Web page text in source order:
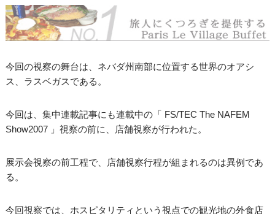
今回の視察の舞台は、ネバダ州南部に位置する世界のオアシ
ス、ラスベガスである。
今回は、集中連載記事にも連載中の「 FS/TEC The NAFEM
Show2007 」視察の前に、店舗視察が行われた。
展示会視察の前工程で、店舗視察行程が組まれるのは異例であ
る。
今回視察では、ホスピタリティという視点での観光地の外食店